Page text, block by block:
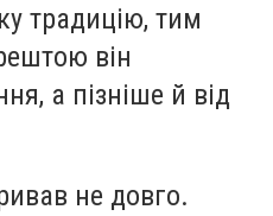
традицію, тим
він
а пізніше й від
не довго.